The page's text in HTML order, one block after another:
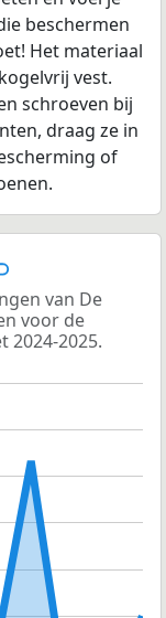
beschermen
Het materiaal
vest.
schroeven bij
draag ze in
of
van De
voor de
2024-2025.